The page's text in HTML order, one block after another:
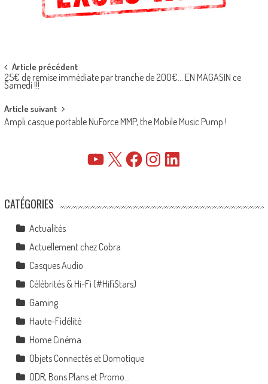
Post
navigation
Article précédent
25€ de remise immédiate par tranche de 200€… EN MAGASIN ce
Samedi !!!
Article suivant
Ampli casque portable NuForce MMP, the Mobile Music Pump !
YouTube FacebookInstagramLinkedIn
CATÉGORIES
Actualités
Actuellement chez Cobra
Casques Audio
Célébrités & Hi-Fi (#HifiStars)
Gaming
Haute-Fidélité
Home Cinéma
Objets Connectés et Domotique
ODR, Bons Plans et Promo…